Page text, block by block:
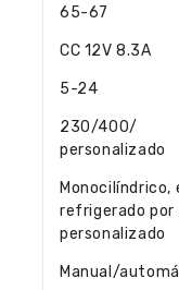
65-67
CC 12V 8.3A
5-24
230/400/
personalizado
refrigerado
personalizado
Manual/